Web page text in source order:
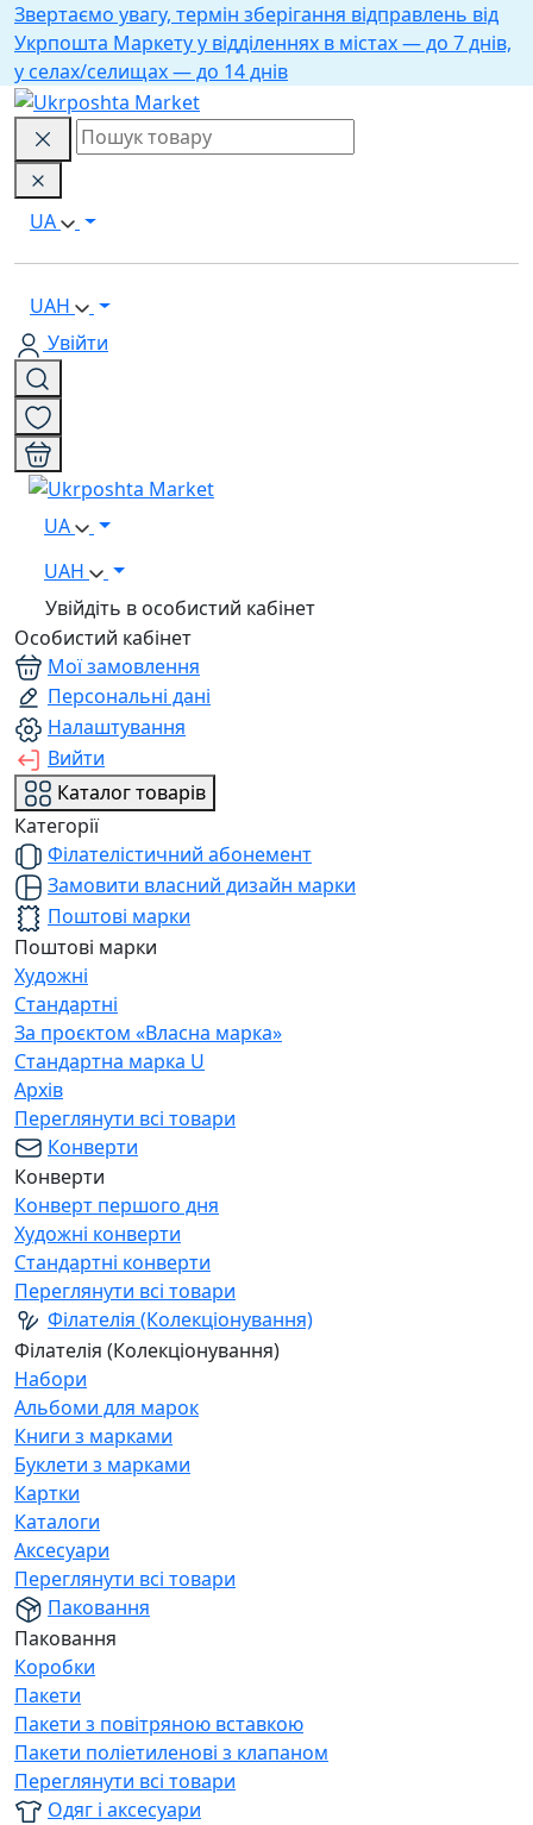
Звертаємо увагу, термін зберігання відправлень від
Укрпошта Маркету у відділеннях в містах — до 7 днів,
у селах/селищах — до 14 днів
UA
UAH
Увійти
UA
UAH
Увійдіть в особистий кабінет
Особистий кабінет
Мої замовлення
Персональні дані
Налаштування
Вийти
Каталог товарів
Категорії
Філателістичний абонемент
Замовити власний дизайн марки
Поштові марки
Поштові марки
Художні
Стандартні
За проєктом «Власна марка»
Стандартна марка U
Архів
Переглянути всі товари
Конверти
Конверти
Конверт першого дня
Художні конверти
Стандартні конверти
Переглянути всі товари
Філателія (Колекціонування)
Філателія (Колекціонування)
Набори
Альбоми для марок
Книги з марками
Буклети з марками
Картки
Каталоги
Аксесуари
Переглянути всі товари
Паковання
Паковання
Коробки
Пакети
Пакети з повітряною вставкою
Пакети поліетиленові з клапаном
Переглянути всі товари
Одяг і аксесуари